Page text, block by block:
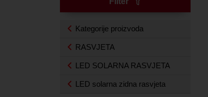
Kategorije proizvoda
RASVJETA
LED SOLARNA RASVJETA
LED solarna zidna rasvjeta